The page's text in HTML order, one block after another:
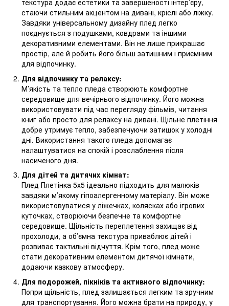
текстура додає естетики та завершеності інтер’єру,
стаючи стильним акцентом на дивані, кріслі або ліжку.
Завдяки універсальному дизайну плед легко
поєднується з подушками, ковдрами та іншими
декоративними елементами. Він не лише прикрашає
простір, але й робить його більш затишним і приємним
для відпочинку.
Для відпочинку та релаксу:
М’якість та тепло пледа створюють комфортне
середовище для вечірнього відпочинку. Його можна
використовувати під час перегляду фільмів, читання
книг або просто для релаксу на дивані. Щільне плетіння
добре утримує тепло, забезпечуючи затишок у холодні
дні. Використання такого пледа допомагає
налаштуватися на спокій і розслаблення після
насиченого дня.
Для дітей та дитячих кімнат:
Плед Плетінка 5х5 ідеально підходить для малюків
завдяки м’якому гіпоалергенному матеріалу. Він може
використовуватися у ліжечках, колясках або ігрових
куточках, створюючи безпечне та комфортне
середовище. Щільність переплетення захищає від
прохолоди, а об’ємна текстура приваблює дітей і
розвиває тактильні відчуття. Крім того, плед може
стати декоративним елементом дитячої кімнати,
додаючи казкову атмосферу.
Для подорожей, пікніків та активного відпочинку:
Попри щільність, плед залишається легким та зручним
для транспортування. Його можна брати на природу, у